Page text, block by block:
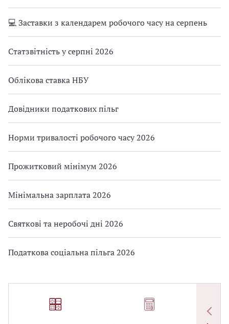
💻 Заставки з календарем робочого часу на серпень
Статзвітність у серпні 2026
Облікова ставка НБУ
Довідники податкових пільг
Норми тривалості робочого часу 2026
Прожитковий мінімум 2026
Мінімальна зарплата 2026
Святкові та неробочі дні 2026
Податкова соціальна пільга 2026